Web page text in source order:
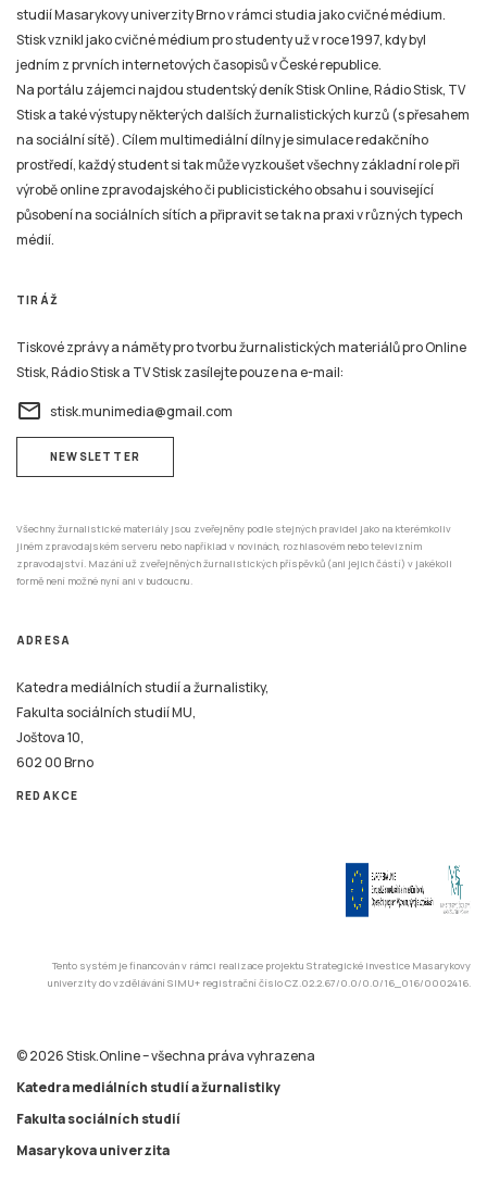
studií Masarykovy univerzity Brno v rámci studia jako cvičné médium.
Stisk vznikl jako cvičné médium pro studenty už v roce 1997, kdy byl
jedním z prvních internetových časopisů v České republice.
Na portálu zájemci najdou studentský deník Stisk Online, Rádio Stisk, TV
Stisk a také výstupy některých dalších žurnalistických kurzů (s přesahem
na sociální sítě). Cílem multimediální dílny je simulace redakčního
prostředí, každý student si tak může vyzkoušet všechny základní role při
výrobě online zpravodajského či publicistického obsahu i související
působení na sociálních sítích a připravit se tak na praxi v různých typech
médií.
TIRÁŽ
Tiskové zprávy a náměty pro tvorbu žurnalistických materiálů pro Online
Stisk, Rádio Stisk a TV Stisk zasílejte pouze na e-mail:
email stisk.munimedia@gmail.com
NEWSLETTER
Všechny žurnalistické materiály jsou zveřejněny podle stejných pravidel jako na kterémkoliv
jiném zpravodajském serveru nebo například v novinách, rozhlasovém nebo televizním
zpravodajství. Mazání už zveřejněných žurnalistických příspěvků (ani jejich částí) v jakékoli
formě není možné nyní ani v budoucnu.
ADRESA
Katedra mediálních studií a žurnalistiky,
Fakulta sociálních studií MU,
Joštova 10,
602 00 Brno
REDAKCE
Tento systém je financován v rámci realizace projektu Strategické investice Masarykovy
univerzity do vzdělávání SIMU+ registrační číslo CZ.02.2.67/0.0/0.0/16_016/0002416.
© 2026 Stisk.Online – všechna práva vyhrazena
Katedra mediálních studií a žurnalistiky
Fakulta sociálních studií
Masarykova univerzita